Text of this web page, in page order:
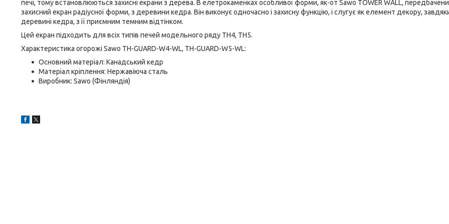
печі, тому встановлюються захисні екрани з дерева. В елетрокаменках особливої форми, як-от Sawo TOWER WALL,
захисний екран радіусної форми, з деревини кедра. Він виконує одночасно і захисну функцію, і слугує як елемент декору,
деревині кедра, з її приємним темним відтінком.
Цей екран підходить для всіх типів печей модельного ряду TH4, TH5.
Характеристика огорожі Sawo TH-GUARD-W4-WL, TH-GUARD-W5-WL:
Основний матеріал: Канадський кедр
Матеріал кріплення: Нержавіюча сталь
Виробник: Sawo (Фінляндія)